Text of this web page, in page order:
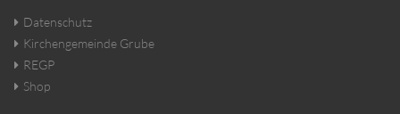
Datenschutz
Kirchengemeinde Grube
REGP
Shop